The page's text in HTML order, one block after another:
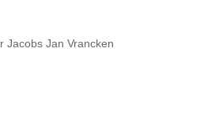
Jacobs Jan Vrancken